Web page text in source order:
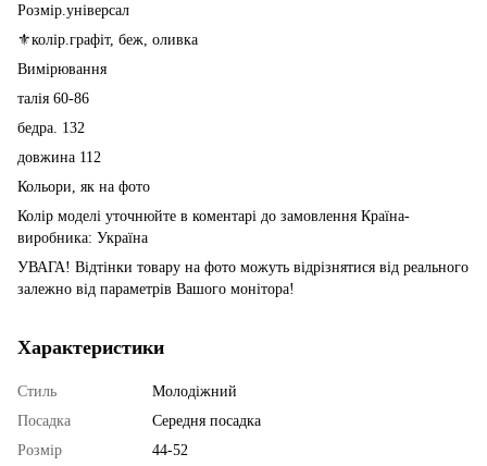
Розмір.універсал
⚜️колір.графіт, беж, оливка
Вимірювання
талія 60-86
бедра. 132
довжина 112
Кольори, як на фото
Колір моделі уточнюйте в коментарі до замовлення Країна-
виробника: Україна
УВАГА! Відтінки товару на фото можуть відрізнятися від реального
залежно від параметрів Вашого монітора!
Характеристики
Стиль
Молодіжний
Посадка
Середня посадка
Розмір
44-52